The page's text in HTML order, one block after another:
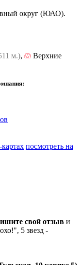
округ (ЮАО).
м.),
Верхние
посмотреть на
свой отзыв и
5 звезд -